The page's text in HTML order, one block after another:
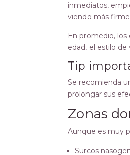
inmediatos,
viendo más
En promedio,
edad, el estilo
Tip
Se recomienda
prolongar sus
Zonas
Aunque es muy
Surcos